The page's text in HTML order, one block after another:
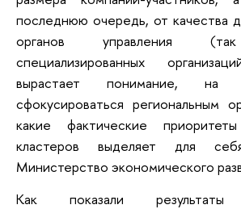
последнюю очередь, от качества
органов управления
специализированных
вырастает понимание, на
сфокусироваться региональным
какие фактические
кластеров выделяет для
Министерство экономического
Как показали результаты